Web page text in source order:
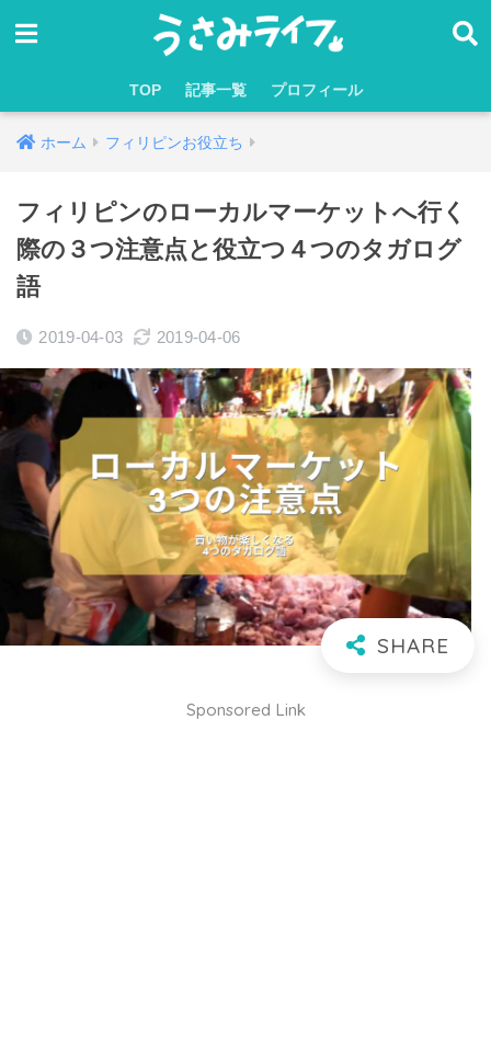
TOP 記事一覧 プロフィール
ホーム フィリピンお役立ち
フィリピンのローカルマーケットへ行く
際の３つ注意点と役立つ４つのタガログ
語
2019-04-03 2019-04-06
Sponsored Link